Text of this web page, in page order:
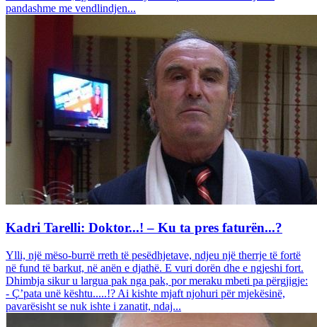
pandashme me vendlindjen...
Kadri Tarelli: Doktor...! – Ku ta pres faturën...?
Ylli, një mëso-burrë rreth të pesëdhjetave, ndjeu një therrje të fortë
në fund të barkut, në anën e djathë. E vuri dorën dhe e ngjeshi fort.
Dhimbja sikur u largua pak nga pak, por meraku mbeti pa përgjigje:
- Ç’pata unë kështu.....!? Ai kishte mjaft njohuri për mjekësinë,
pavarësisht se nuk ishte i zanatit, ndaj...